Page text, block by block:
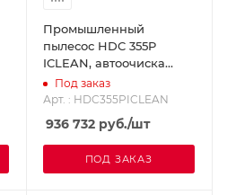
Промышленный
пылесос HDC 355P
ICLEAN, автоочиска
COYNCO
HDC355PICLEAN
Под заказ
Арт. : HDC355PICLEAN
936 732руб./шт
ПОД ЗАКАЗ